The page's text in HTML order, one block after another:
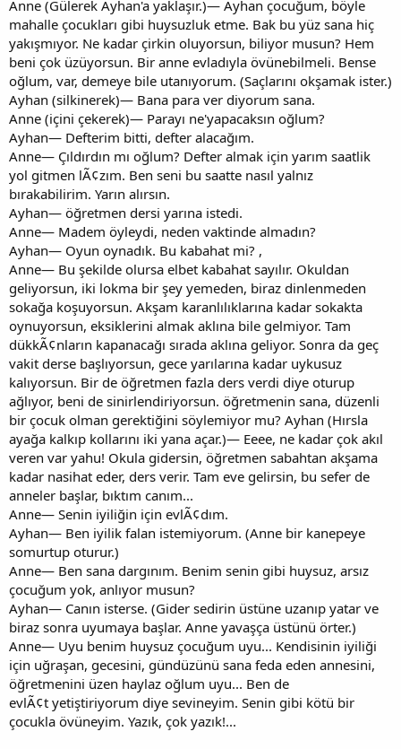
Anne (Gülerek Ayhan'a yaklaşır.)— Ayhan çocuğum, böyle
mahalle çocukları gibi huysuzluk etme. Bak bu yüz sana hiç
yakışmıyor. Ne kadar çirkin oluyorsun, biliyor musun? Hem
beni çok üzüyorsun. Bir anne evladıyla övünebilmeli. Bense
oğlum, var, demeye bile utanıyorum. (Saçlarını okşamak ister.)
Ayhan (silkinerek)— Bana para ver diyorum sana.
Anne (içini çekerek)— Parayı ne'yapacaksın oğlum?
Ayhan— Defterim bitti, defter alacağım.
Anne— Çıldırdın mı oğlum? Defter almak için yarım saatlik
yol gitmen lÃ¢zım. Ben seni bu saatte nasıl yalnız
bırakabilirim. Yarın alırsın.
Ayhan— öğretmen dersi yarına istedi.
Anne— Madem öyleydi, neden vaktinde almadın?
Ayhan— Oyun oynadık. Bu kabahat mi? ,
Anne— Bu şekilde olursa elbet kabahat sayılır. Okuldan
geliyorsun, iki lokma bir şey yemeden, biraz dinlenmeden
sokağa koşuyorsun. Akşam karanlılıklarına kadar sokakta
oynuyorsun, eksiklerini almak aklına bile gelmiyor. Tam
dükkÃ¢nların kapanacağı sırada aklına geliyor. Sonra da geç
vakit derse başlıyorsun, gece yarılarına kadar uykusuz
kalıyorsun. Bir de öğretmen fazla ders verdi diye oturup
ağlıyor, beni de sinirlendiriyorsun. öğretmenin sana, düzenli
bir çocuk olman gerektiğini söylemiyor mu? Ayhan (Hırsla
ayağa kalkıp kollarını iki yana açar.)— Eeee, ne kadar çok akıl
veren var yahu! Okula gidersin, öğretmen sabahtan akşama
kadar nasihat eder, ders verir. Tam eve gelirsin, bu sefer de
anneler başlar, bıktım canım...
Anne— Senin iyiliğin için evlÃ¢dım.
Ayhan— Ben iyilik falan istemiyorum. (Anne bir kanepeye
somurtup oturur.)
Anne— Ben sana dargınım. Benim senin gibi huysuz, arsız
çocuğum yok, anlıyor musun?
Ayhan— Canın isterse. (Gider sedirin üstüne uzanıp yatar ve
biraz sonra uyumaya başlar. Anne yavaşça üstünü örter.)
Anne— Uyu benim huysuz çocuğum uyu... Kendisinin iyiliği
için uğraşan, gecesini, gündüzünü sana feda eden annesini,
öğretmenini üzen haylaz oğlum uyu... Ben de
evlÃ¢t yetiştiriyorum diye sevineyim. Senin gibi kötü bir
çocukla övüneyim. Yazık, çok yazık!...